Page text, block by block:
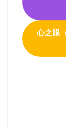
心之眼